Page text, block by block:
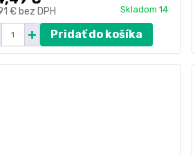
€ bez DPH Skladom 14
Pridať do košíka